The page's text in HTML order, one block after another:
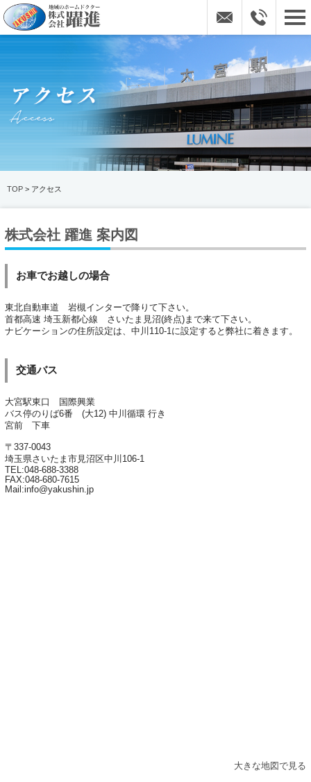
TOP > アクセス
株式会社 躍進 案内図
お車でお越しの場合
東北自動車道 岩槻インターで降りて下さい。
首都高速 埼玉新都心線 さいたま見沼(終点)まで来て下さい。
ナビケーションの住所設定は、中川110-1に設定すると弊社に着きます。
交通バス
大宮駅東口 国際興業
バス停のりば6番 (大12) 中川循環 行き
宮前 下車
〒337-0043
埼玉県さいたま市見沼区中川106-1
TEL:048-688-3388
FAX:048-680-7615
Mail:info@yakushin.jp
大きな地図で見る